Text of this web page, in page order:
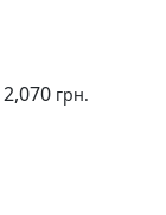
2,070 грн.